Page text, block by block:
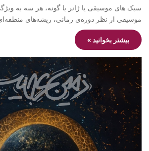
سبک های موسیقی یا ژانر یا گونه، هر سه به
موسیقی از نظر دوره‌ی زمانی، ریشه‌های
بیشتر بخوانید »